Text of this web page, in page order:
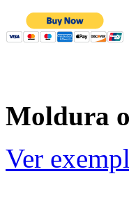
Moldura
Ver